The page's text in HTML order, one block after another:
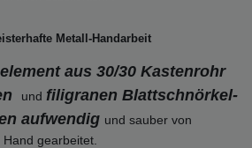
Metall-Handarbeit
aus 30/30 Kastenrohr
und filigranen Blattschnörkel-
aufwendig und sauber von
Hand gearbeitet.